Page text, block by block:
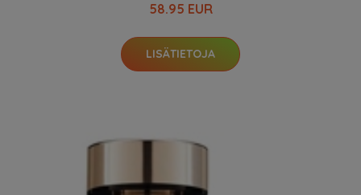
58.95 EUR
LISÄTIETOJA